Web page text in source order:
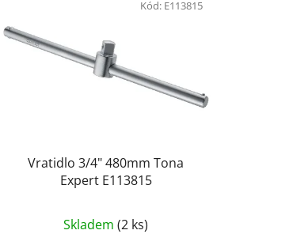
Vratidlo 3/4" 480mm Tona
Expert E113815
Skladem(2 ks)
Kód: E113815